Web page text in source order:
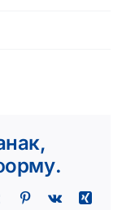
Tumblr Pinterest
Vk
Xing